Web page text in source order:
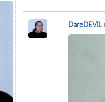
DareDEVIL